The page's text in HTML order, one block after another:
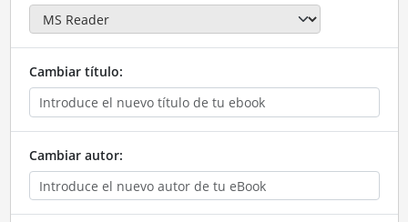
Cambiar título:
Cambiar autor: